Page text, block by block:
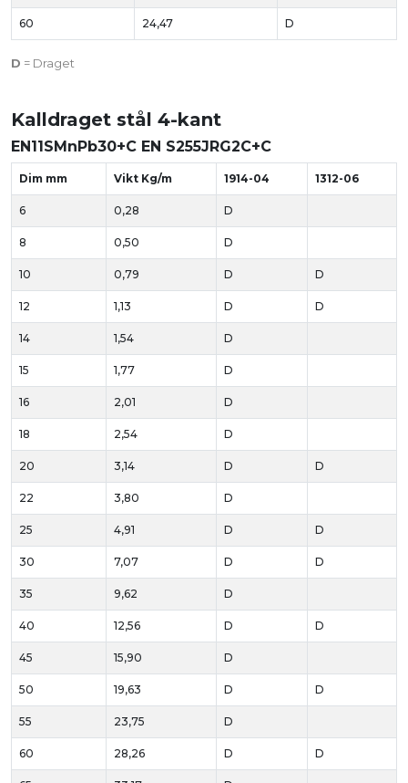
60 24,47 D
D = Draget
Kalldraget stål 4-kant
EN11SMnPb30+C EN S255JRG2C+C
Dim mm Vikt Kg/m 1914-04 1312-06
6 0,28 D
8 0,50 D
10 0,79 D D
12 1,13 D D
14 1,54 D
15 1,77 D
16 2,01 D
18 2,54 D
20 3,14 D D
22 3,80 D
25 4,91 D D
30 7,07 D D
35 9,62 D
40 12,56 D D
45 15,90 D
50 19,63 D D
55 23,75 D
60 28,26 D D